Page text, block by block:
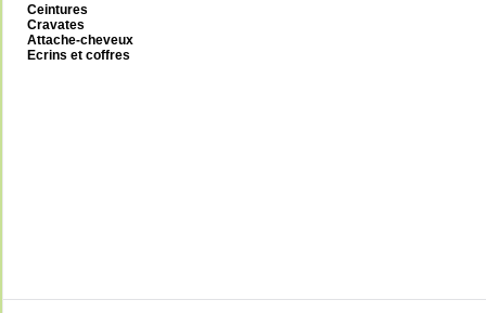
Ceintures
Cravates
Attache-cheveux
Ecrins et coffres